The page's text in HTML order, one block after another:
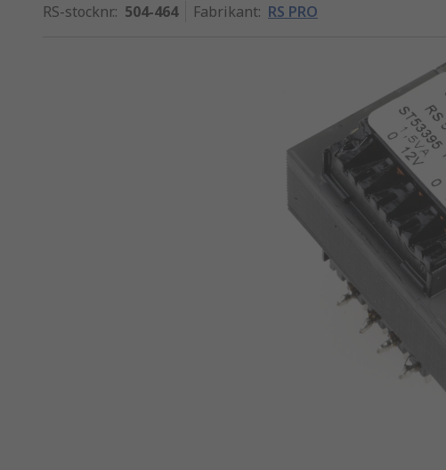
RS-stocknr.: 504-464 Fabrikant: RS PRO